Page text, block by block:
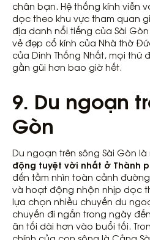
chân bạn. Hệ thống kính viễn
dọc theo khu vực tham quan
địa danh nổi tiếng của Sài
vẻ đẹp cổ kính của Nhà thờ
của Dinh Thống Nhất, mọi thứ
gần gũi hơn bao giờ hết.
9. Du ngoạn
Gòn
Du ngoạn trên sông Sài Gòn
động tuyệt vời nhất ở Thành
đến tầm nhìn toàn cảnh
và hoạt động nhộn nhịp dọc
lựa chọn nhiều chuyến du
chuyến đi ngắn trong ngày
ăn tối dài hơn vào buổi tối.